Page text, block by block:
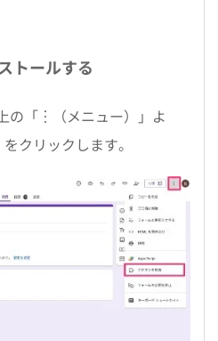
トールする
の「︙（メニュー）」よ
クリックします。